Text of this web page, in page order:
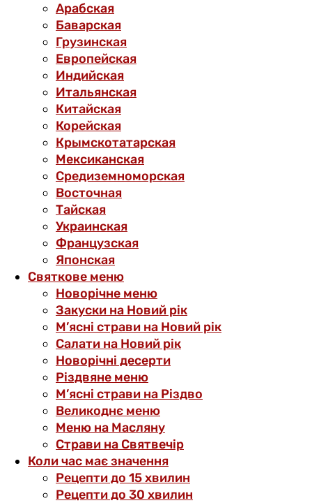
Арабская
Баварская
Грузинская
Европейская
Индийская
Итальянская
Китайская
Корейская
Крымскотатарская
Мексиканская
Средиземноморская
Восточная
Тайская
Украинская
Французская
Японская
Святкове меню
Новорічне меню
Закуски на Новий рік
М’ясні страви на Новий рік
Салати на Новий рік
Новорічні десерти
Різдвяне меню
М’ясні страви на Різдво
Великоднє меню
Меню на Масляну
Страви на Святвечір
Коли час має значення
Рецепти до 15 хвилин
Рецепти до 30 хвилин